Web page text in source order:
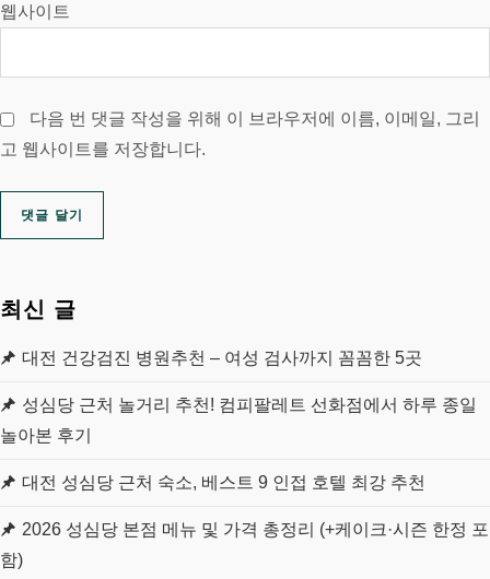
웹사이트
다음 번 댓글 작성을 위해 이 브라우저에 이름, 이메일, 그리
고 웹사이트를 저장합니다.
최신 글
대전 건강검진 병원추천 – 여성 검사까지 꼼꼼한 5곳
성심당 근처 놀거리 추천! 컴피팔레트 선화점에서 하루 종일
놀아본 후기
대전 성심당 근처 숙소, 베스트 9 인접 호텔 최강 추천
2026 성심당 본점 메뉴 및 가격 총정리 (+케이크·시즌 한정 포
함)